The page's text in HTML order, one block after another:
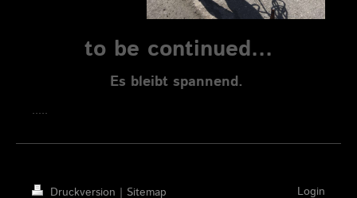
to be continued...
Es bleibt spannend.
.....
Druckversion | Sitemap Login